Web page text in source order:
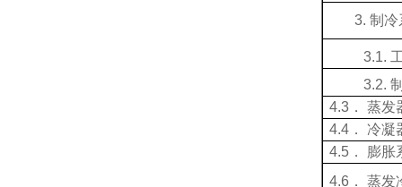
3. 制冷
3.1.
3.2.
4.3． 蒸发
4.4． 冷凝
4.5． 膨胀
4.6． 蒸发